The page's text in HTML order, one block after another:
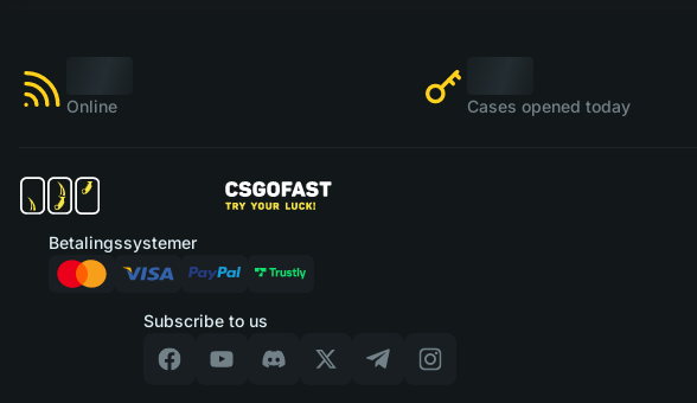
Online Cases opened today
Subscribe to us
Betalingssystemer